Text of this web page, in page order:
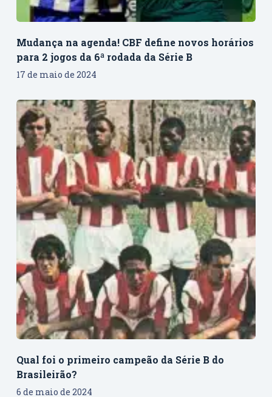
Mudança na agenda! CBF define novos horários
para 2 jogos da 6ª rodada da Série B
17 de maio de 2024
Qual foi o primeiro campeão da Série B do
Brasileirão?
6 de maio de 2024